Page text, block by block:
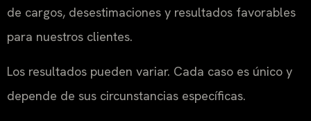
de cargos, desestimaciones y resultados favorables
para nuestros clientes.
Los resultados pueden variar. Cada caso es único y
depende de sus circunstancias específicas.